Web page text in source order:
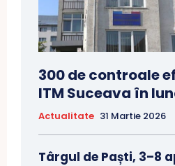
300 de controale
ITM Suceava în
Actualitate 31 Martie 2026
Târgul de Paști, 3–8